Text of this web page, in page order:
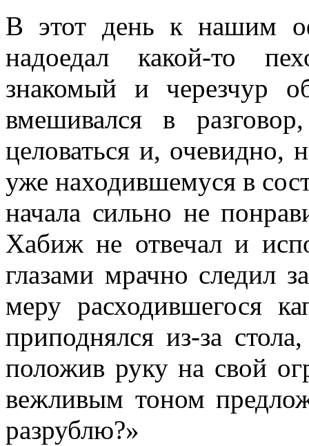
В этот день к нашим
надоедал какой-то
знакомый и черезчур
вмешивался в
целоваться и, очевидно,
уже нахо­дившемуся в
начала сильно не
Хабиж не отвечал и
глазами мрачно сле­дил
меру рас­ходившегося
приподнялся из-за
положив руку на свой
вежливым тоном
разрублю?»